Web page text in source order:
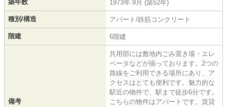
築年数 1973年 9月 (築52年)
種別/構造 アパート/鉄筋コンクリート
階建 6階建
備考
共用部には敷地内ごみ置き場・エレ
ベータなどが揃っております。2つの
路線をご利用できる場所にあり、ア
クセスはとても便利です。魅力的な
駅近の物件で、駅まで徒歩6分です。
こちらの物件はアパートです。賃貸